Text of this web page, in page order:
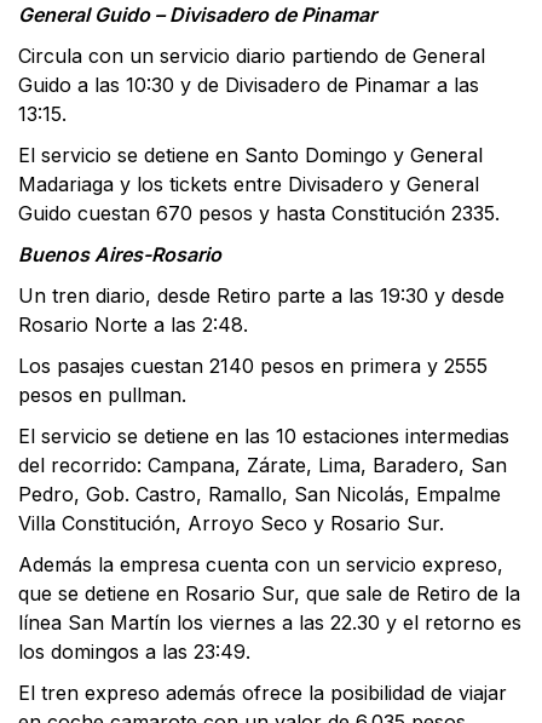
General Guido – Divisadero de Pinamar
Circula con un servicio diario partiendo de General
Guido a las 10:30 y de Divisadero de Pinamar a las
13:15.
El servicio se detiene en Santo Domingo y General
Madariaga y los tickets entre Divisadero y General
Guido cuestan 670 pesos y hasta Constitución 2335.
Buenos Aires-Rosario
Un tren diario, desde Retiro parte a las 19:30 y desde
Rosario Norte a las 2:48.
Los pasajes cuestan 2140 pesos en primera y 2555
pesos en pullman.
El servicio se detiene en las 10 estaciones intermedias
del recorrido: Campana, Zárate, Lima, Baradero, San
Pedro, Gob. Castro, Ramallo, San Nicolás, Empalme
Villa Constitución, Arroyo Seco y Rosario Sur.
Además la empresa cuenta con un servicio expreso,
que se detiene en Rosario Sur, que sale de Retiro de la
línea San Martín los viernes a las 22.30 y el retorno es
los domingos a las 23:49.
El tren expreso además ofrece la posibilidad de viajar